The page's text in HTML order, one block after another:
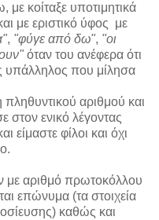
με κοίταξε υποτιμητικά
με εριστικό ύφος με
, "φύγε από δω", "οι
όταν του ανέφερα ότι
που μίλησα
αριθμού και
στον ενικό λέγοντας
είμαστε φίλοι και όχι
αριθμό πρωτοκόλλου
επώνυμα (τα στοιχεία
καθώς και